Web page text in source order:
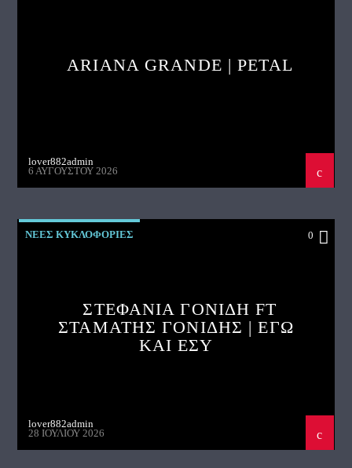
ARIANA GRANDE | PETAL
lover882admin
6 ΑΥΓΟΎΣΤΟΥ 2026
ΝΕΕΣ ΚΥΚΛΟΦΟΡΙΕΣ 0
ΣΤΕΦΑΝΙΑ ΓΟΝΙΔΗ FT
ΣΤΑΜΑΤΗΣ ΓΟΝΙΔΗΣ | ΕΓΩ
ΚΑΙ ΕΣΥ
lover882admin
28 ΙΟΥΛΊΟΥ 2026